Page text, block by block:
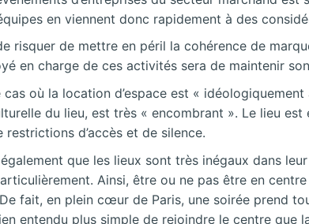
en viennent donc rapidement à des
risquer de mettre en péril la cohérence de
en charge de ces activités sera de maintenir
où la location d’espace est «
du lieu, est très « encombrant ». Le lieu
restrictions d’accès et de silence.
que les lieux sont très inégaux dans
Ainsi, être ou ne pas être en
fait, en plein cœur de Paris, une soirée prend
entendu plus simple de rejoindre le centre que